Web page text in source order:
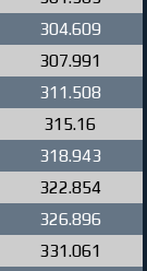
304.609
307.991
311.508
315.16
318.943
322.854
326.896
331.061